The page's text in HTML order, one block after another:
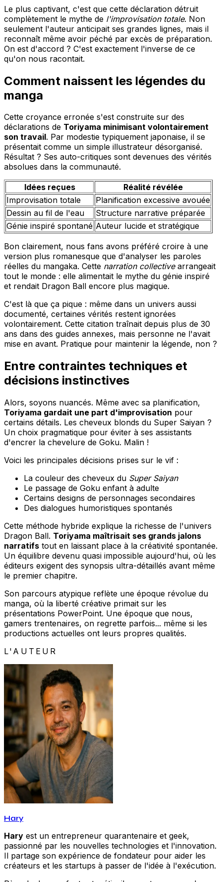
Le plus captivant, c'est que cette déclaration détruit
complètement le mythe de l'improvisation totale. Non
seulement l'auteur anticipait ses grandes lignes, mais il
reconnaît même avoir péché par excès de préparation.
On est d'accord ? C'est exactement l'inverse de ce
qu'on nous racontait.
Comment naissent les légendes du
manga
Cette croyance erronée s'est construite sur des
déclarations de Toriyama minimisant volontairement
son travail. Par modestie typiquement japonaise, il se
présentait comme un simple illustrateur désorganisé.
Résultat ? Ses auto-critiques sont devenues des vérités
absolues dans la communauté.
Idées reçues
Réalité révélée
Improvisation totale
Planification excessive avouée
Dessin au fil de l'eau
Structure narrative préparée
Génie inspiré spontané Auteur lucide et stratégique
Bon clairement, nous fans avons préféré croire à une
version plus romanesque que d'analyser les paroles
réelles du mangaka. Cette narration collectivearrangeait
tout le monde : elle alimentait le mythe du génie inspiré
et rendait Dragon Ball encore plus magique.
C'est là que ça pique : même dans un univers aussi
documenté, certaines vérités restent ignorées
volontairement. Cette citation traînait depuis plus de 30
ans dans des guides annexes, mais personne ne l'avait
mise en avant. Pratique pour maintenir la légende, non ?
Entre contraintes techniques et
décisions instinctives
Alors, soyons nuancés. Même avec sa planification,
Toriyama gardait une part d'improvisation pour
certains détails. Les cheveux blonds du Super Saiyan ?
Un choix pragmatique pour éviter à ses assistants
d'encrer la chevelure de Goku. Malin !
Voici les principales décisions prises sur le vif :
La couleur des cheveux du Super Saiyan
Le passage de Goku enfant à adulte
Certains designs de personnages secondaires
Des dialogues humoristiques spontanés
Cette méthode hybride explique la richesse de l'univers
Dragon Ball. Toriyama maîtrisait ses grands jalons
narratifs tout en laissant place à la créativité spontanée.
Un équilibre devenu quasi impossible aujourd'hui, où les
éditeurs exigent des synopsis ultra-détaillés avant même
le premier chapitre.
Son parcours atypique reflète une époque révolue du
manga, où la liberté créative primait sur les
présentations PowerPoint. Une époque que nous,
gamers trentenaires, on regrette parfois... même si les
productions actuelles ont leurs propres qualités.
L'AUTEUR
Hary
Hary est un entrepreneur quarantenaire et geek,
passionné par les nouvelles technologies et l'innovation.
Il partage son expérience de fondateur pour aider les
créateurs et les startups à passer de l'idée à l'exécution.